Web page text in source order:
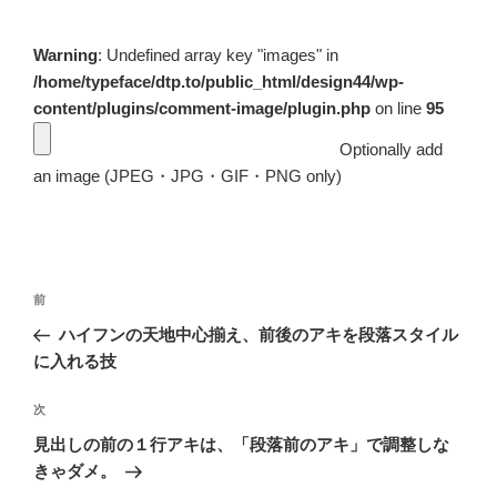
Warning: Undefined array key "images" in
/home/typeface/dtp.to/public_html/design44/wp-
content/plugins/comment-image/plugin.php on line 95
Optionally add
an image (JPEG・JPG・GIF・PNG only)
投
ナ
ゲ
ー
シ
前
の
投
前
ハイフンの天地中心揃え、前後のアキを段落スタイル
に入れる技
次
の
投
次
見出しの前の１行アキは、「段落前のアキ」で調整しな
きゃダメ。